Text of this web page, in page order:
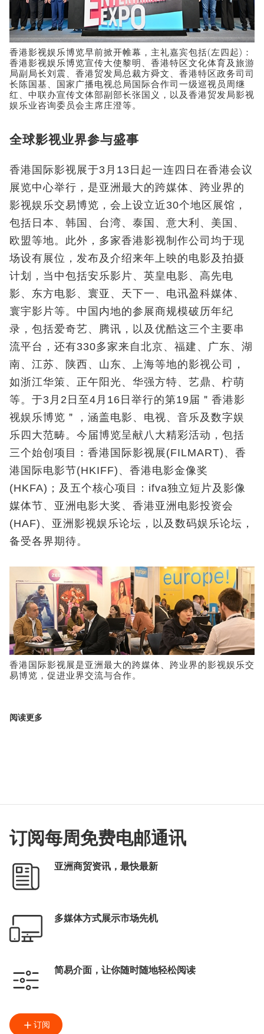
香港影视娱乐博览早前掀开帷幕，主礼嘉宾包括(左四起)：
香港影视娱乐博览宣传大使黎明、香港特区文化体育及旅游
局副局长刘震、香港贸发局总裁方舜文、香港特区政务司司
长陈国基、国家广播电视总局国际合作司一级巡视员周继
红、中联办宣传文体部副部长张国义，以及香港贸发局影视
娱乐业咨询委员会主席庄澄等。
全球影视业界参与盛事
香港国际影视展于3月13日起一连四日在香港会议
展览中心举行，是亚洲最大的跨媒体、跨业界的
影视娱乐交易博览，会上设立近30个地区展馆，
包括日本、韩国、台湾、泰国、意大利、美国、
欧盟等地。此外，多家香港影视制作公司均于现
场设有展位，发布及介绍来年上映的电影及拍摄
计划，当中包括安乐影片、英皇电影、高先电
影、东方电影、寰亚、天下一、电讯盈科媒体、
寰宇影片等。中国内地的参展商规模破历年纪
录，包括爱奇艺、腾讯，以及优酷这三个主要串
流平台，还有330多家来自北京、福建、广东、湖
南、江苏、陕西、山东、上海等地的影视公司，
如浙江华策、正午阳光、华强方特、艺鼎、柠萌
等。于3月2日至4月16日举行的第19届＂香港影
视娱乐博览＂，涵盖电影、电视、音乐及数字娱
乐四大范畴。今届博览呈献八大精彩活动，包括
三个始创项目：香港国际影视展(FILMART)、香
港国际电影节(HKIFF)、香港电影金像奖
(HKFA)；及五个核心项目：ifva独立短片及影像
媒体节、亚洲电影大奖、香港亚洲电影投资会
(HAF)、亚洲影视娱乐论坛，以及数码娱乐论坛，
备受各界期待。
香港国际影视展是亚洲最大的跨媒体、跨业界的影视娱乐交
易博览，促进业界交流与合作。
阅读更多
订阅每周免费电邮通讯
亚洲商贸资讯，最快最新
多媒体方式展示市场先机
简易介面，让你随时随地轻松阅读
订阅